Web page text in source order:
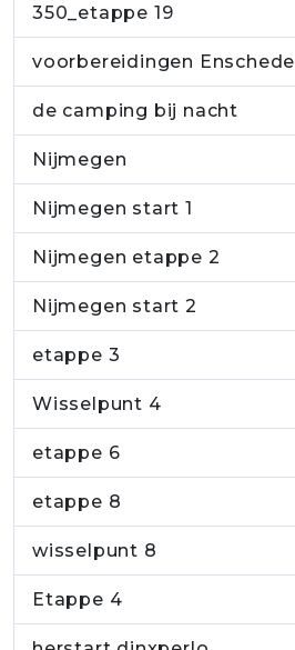
350_etappe 19
voorbereidingen Enschede
de camping bij nacht
Nijmegen
Nijmegen start 1
Nijmegen etappe 2
Nijmegen start 2
etappe 3
Wisselpunt 4
etappe 6
etappe 8
wisselpunt 8
Etappe 4